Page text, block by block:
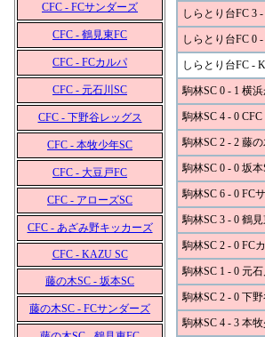
CFC - FCサンダーズ
CFC - 鶴見東FC
CFC - FCカルパ
CFC - 元石川SC
CFC - 下野谷レッグス
CFC - 本牧少年SC
CFC - 大豆戸FC
CFC - アローズSC
CFC - あざみ野キッカーズ
CFC - KAZU SC
藤の木SC - 坂本SC
藤の木SC - FCサンダーズ
しらとり台FC 3
しらとり台FC 0
しらとり台FC -
駒林SC 0 - 1 横
駒林SC 4 - 0 CFC
駒林SC 2 - 2 藤
駒林SC 0 - 0 坂本
駒林SC 6 - 0 FC
駒林SC 3 - 0 鶴
駒林SC 2 - 0 FC
駒林SC 1 - 0 元
駒林SC 2 - 0 下
駒林SC 4 - 3 本